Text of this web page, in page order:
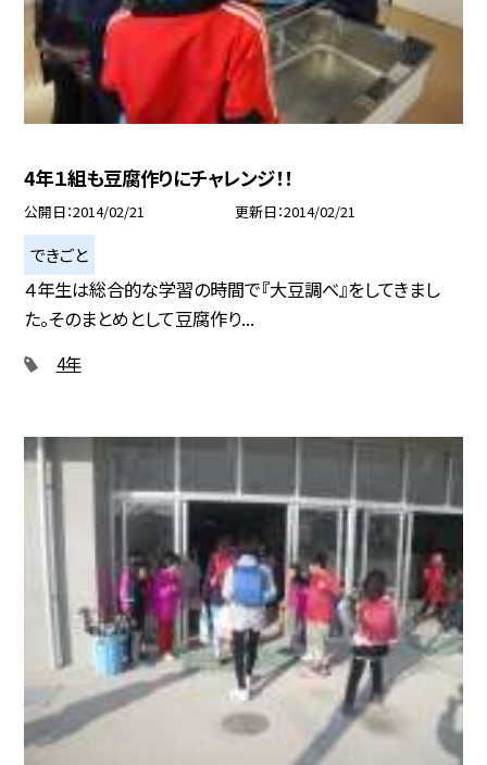
4年１組も豆腐作りにチャレンジ！！
公開日 2014/02/21 更新日 2014/02/21
できごと
４年生は総合的な学習の時間で『大豆調べ』をしてきまし
た。そのまとめとして豆腐作り...
4年